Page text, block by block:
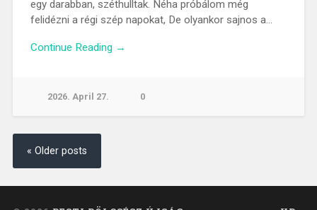
egy darabban, széthulltak. Néha próbálom még
felidézni a régi szép napokat, De olyankor sajnos a…
Continue Reading →
2026. April 27. 0
« Older posts